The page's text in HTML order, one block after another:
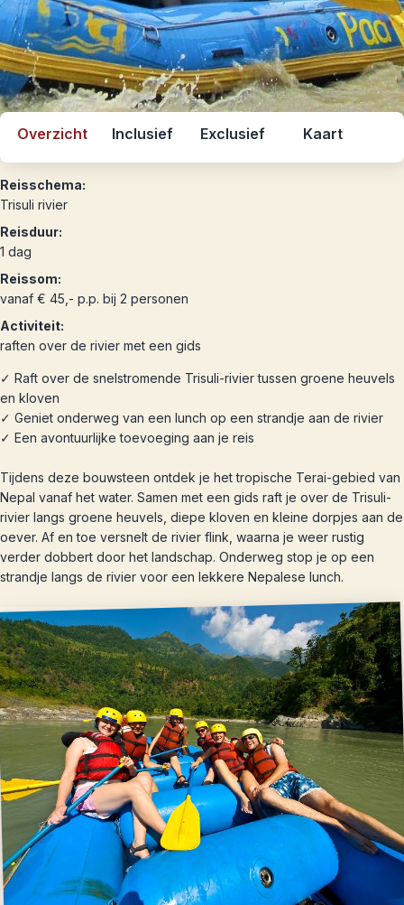
Overzicht Inclusief Exclusief Kaart
Reisschema:
Trisuli rivier
Reisduur:
1 dag
Reissom:
vanaf € 45,- p.p. bij 2 personen
Activiteit:
raften over de rivier met een gids
✓ Raft over de snelstromende Trisuli-rivier tussen groene heuvels
en kloven
✓ Geniet onderweg van een lunch op een strandje aan de rivier
✓ Een avontuurlijke toevoeging aan je reis
Tijdens deze bouwsteen ontdek je het tropische Terai-gebied van
Nepal vanaf het water. Samen met een gids raft je over de Trisuli-
rivier langs groene heuvels, diepe kloven en kleine dorpjes aan de
oever. Af en toe versnelt de rivier flink, waarna je weer rustig
verder dobbert door het landschap. Onderweg stop je op een
strandje langs de rivier voor een lekkere Nepalese lunch.